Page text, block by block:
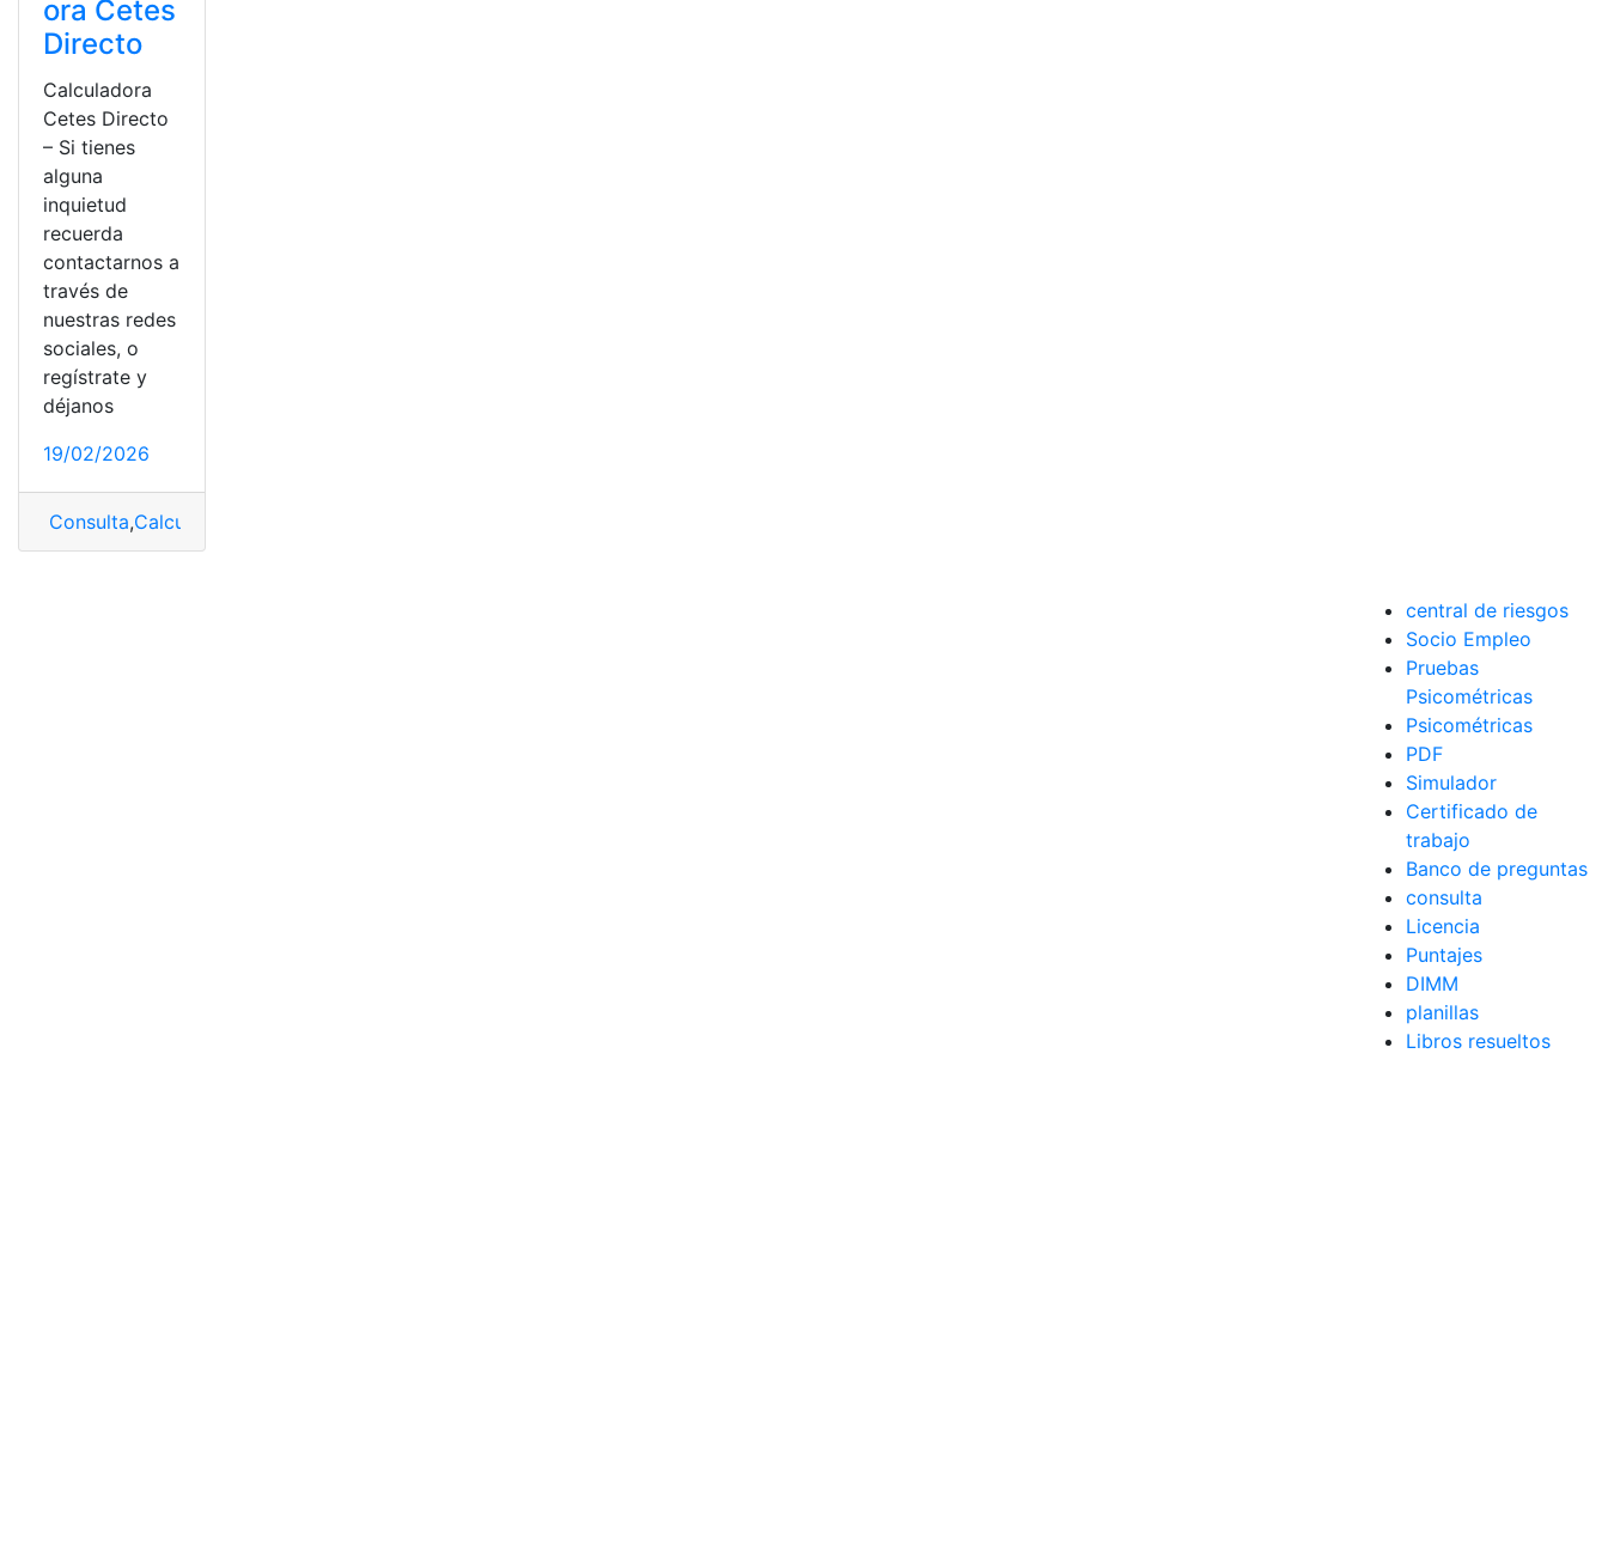
ora Cetes
Directo
Calculadora
Cetes Directo
– Si tienes
alguna
inquietud
recuerda
contactarnos a
través de
nuestras redes
sociales, o
regístrate y
déjanos
19/02/2026
Consulta,Calculadora
central de riesgos
Socio Empleo
Pruebas
Psicométricas
Psicométricas
PDF
Simulador
Certificado de
trabajo
Banco de preguntas
consulta
Licencia
Puntajes
DIMM
planillas
Libros resueltos